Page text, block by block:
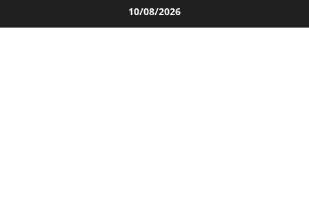
al
10/08/2026